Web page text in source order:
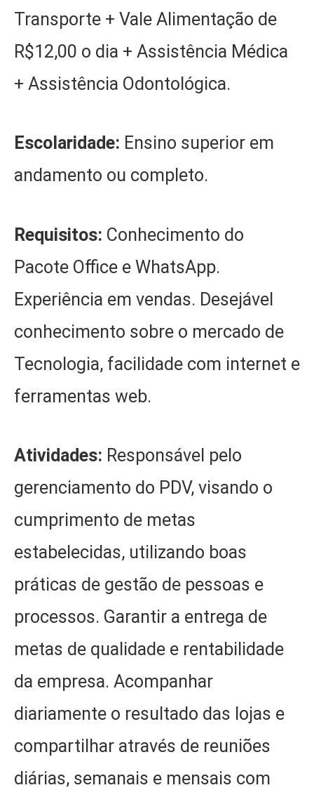
Transporte + Vale Alimentação de
R$12,00 o dia + Assistência Médica
+ Assistência Odontológica.
Escolaridade: Ensino superior em
andamento ou completo.
Requisitos: Conhecimento do
Pacote Office e WhatsApp.
Experiência em vendas. Desejável
conhecimento sobre o mercado de
Tecnologia, facilidade com internet e
ferramentas web.
Atividades: Responsável pelo
gerenciamento do PDV, visando o
cumprimento de metas
estabelecidas, utilizando boas
práticas de gestão de pessoas e
processos. Garantir a entrega de
metas de qualidade e rentabilidade
da empresa. Acompanhar
diariamente o resultado das lojas e
compartilhar através de reuniões
diárias, semanais e mensais com